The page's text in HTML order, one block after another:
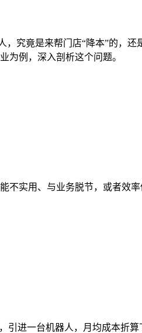
究竟是来帮门店“降本”的，还
为例，深入剖析这个问题。
实用、与业务脱节，或者效
进一台机器人，月均成本折算